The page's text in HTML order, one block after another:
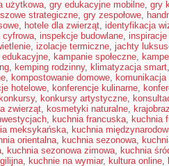
użytkowa, gry edukacyjne mobilne, gry
strategiczne, gry zespołowe,
, hotele dla zwierząt, identyfikacja
cyfrowa, inspekcje budowlane,
, izolacje termiczne, jachty
edukacyjne, kampanie społeczne,
, kemping rodzinny, klimatyzacja smart
, kompostowanie domowe, komunikacja
hotelowe, konferencje kulinarne,
konkursy, konkursy artystyczne,
zwierząt, kosmetyki naturalne,
, kuchnia francuska, kuchnia
meksykańska, kuchnia
orientalna, kuchnia sezonowa,
, kuchnia sezonowa zimowa, kuchnia
, kuchnie na wymiar, kultura online,